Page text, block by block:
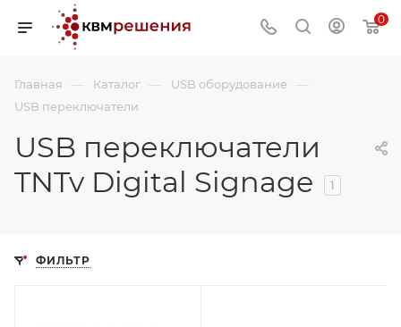
0
Главная — Каталог — USB оборудование —
USB переключатели
USB переключатели
TNTv Digital Signage
1
ФИЛЬТР